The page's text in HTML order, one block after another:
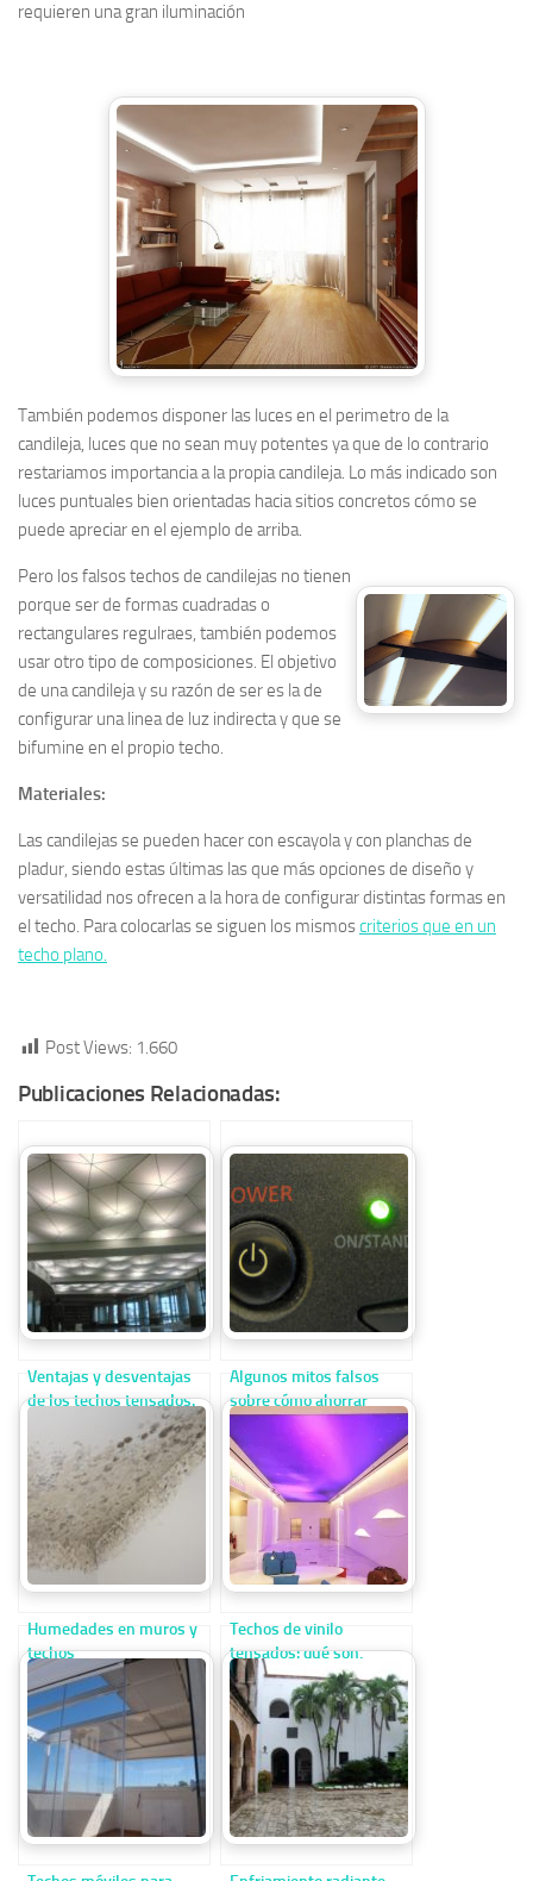
requieren una gran iluminación
También podemos disponer las luces en el perimetro de la
candileja, luces que no sean muy potentes ya que de lo contrario
restariamos importancia a la propia candileja. Lo más indicado son
luces puntuales bien orientadas hacia sitios concretos cómo se
puede apreciar en el ejemplo de arriba.
Pero los falsos techos de candilejas no tienen
porque ser de formas cuadradas o
rectangulares regulraes, también podemos
usar otro tipo de composiciones. El objetivo
de una candileja y su razón de ser es la de
configurar una linea de luz indirecta y que se
bifumine en el propio techo.
Materiales:
Las candilejas se pueden hacer con escayola y con planchas de
pladur, siendo estas últimas las que más opciones de diseño y
versatilidad nos ofrecen a la hora de configurar distintas formas en
el techo. Para colocarlas se siguen los mismoscriterios que en un
techo plano.
Post Views: 1.660
Publicaciones Relacionadas:
Ventajas y desventajas
de los techos tensados.
¿Qué son los techos
tensados?
Algunos mitos falsos
sobre cómo ahorrar
energía. Consejos para
ahorrar energía en casa
Humedades en muros y
techos
Techos de vinilo
tensados: qué son,
características y ventajas